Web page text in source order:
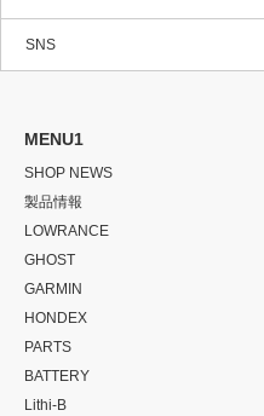
SNS
MENU1
SHOP NEWS
製品情報
LOWRANCE
GHOST
GARMIN
HONDEX
PARTS
BATTERY
Lithi-B